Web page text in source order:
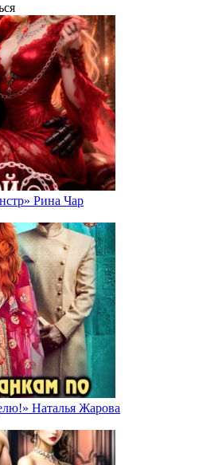
Рина Чар
Наталья Жарова